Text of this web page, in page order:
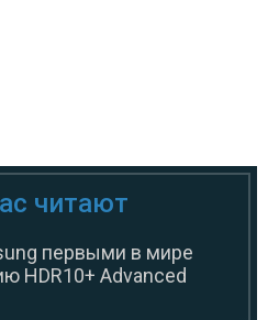
читают
первыми в мире
HDR10+ Advanced